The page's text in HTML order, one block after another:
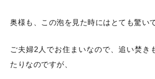
奥様も、この泡を見た時にはとても驚い
ご夫婦2人でお住まいなので、追い焚き
たりなのですが、